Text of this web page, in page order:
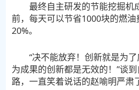
最终自主研发的节能挖掘机
前，每天可以节省1000块的燃
20%。
“决不能放弃！创新就是为
为成果的创新都是无效的！”谈
路，一直笑着说话的赵喻明严肃